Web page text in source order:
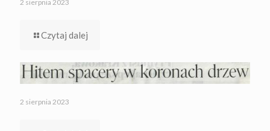
2 sierpnia 2023
Czytaj dalej
2 sierpnia 2023